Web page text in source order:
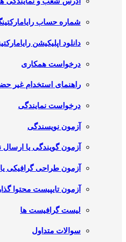
شماره حساب
دانلود اپلیکیشن
درخواست همکاری
راهنمای استخدام غیر
درخواست نمایندگی
آزمون نویسندگی
آزمون گویندگی یا ارسال
آزمون طراحی گرافیکی
آزمون تایپیست محتوا گذار
لیست گرافیست ها
سوالات متداول